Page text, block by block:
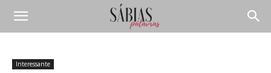
Interessante